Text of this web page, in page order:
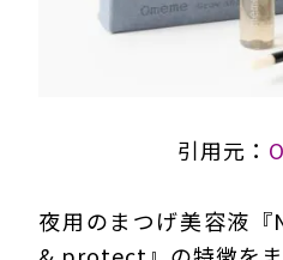
引用元：
夜用のまつげ美容液